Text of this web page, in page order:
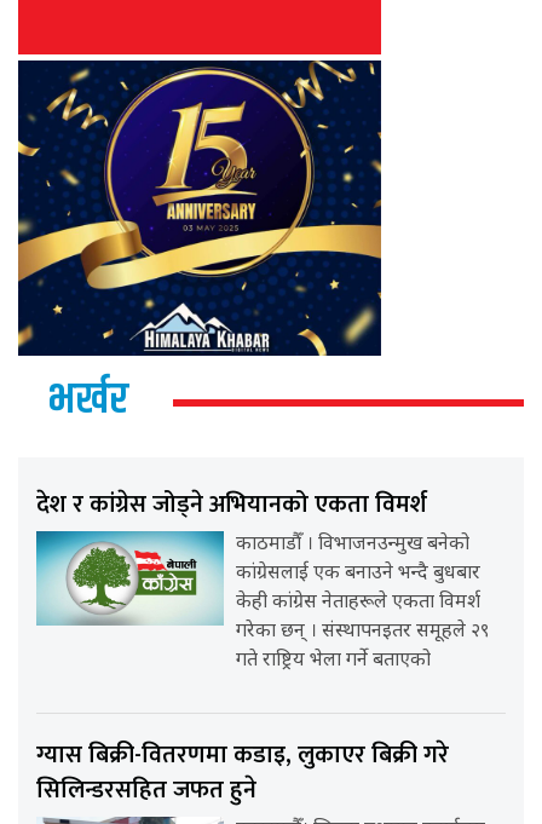
भर्खर
देश र कांग्रेस जोड्ने अभियानको एकता विमर्श
काठमाडौँ । विभाजनउन्मुख बनेको
कांग्रेसलाई एक बनाउने भन्दै बुधबार
केही कांग्रेस नेताहरूले एकता विमर्श
गरेका छन् । संस्थापनइतर समूहले २९
गते राष्ट्रिय भेला गर्ने बताएको
ग्यास बिक्री-वितरणमा कडाइ, लुकाएर बिक्री गरे
सिलिन्डरसहित जफत हुने